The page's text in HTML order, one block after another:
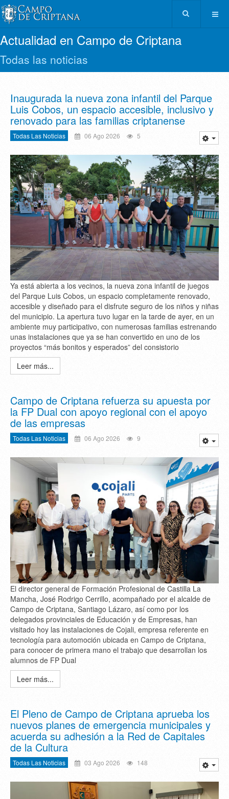
Actualidad en Campo de Criptana
Todas las noticias
Inaugurada la nueva zona infantil del Parque
Luis Cobos, un espacio accesible, inclusivo y
renovado para las familias criptanense
Todas Las Noticias 06 Ago 2026 5
Ya está abierta a los vecinos, la nueva zona infantil de juegos
del Parque Luis Cobos, un espacio completamente renovado,
accesible y diseñado para el disfrute seguro de los niños y niñas
del municipio. La apertura tuvo lugar en la tarde de ayer, en un
ambiente muy participativo, con numerosas familias estrenando
unas instalaciones que ya se han convertido en uno de los
proyectos “más bonitos y esperados” del consistorio
Leer más...
Campo de Criptana refuerza su apuesta por
la FP Dual con apoyo regional con el apoyo
de las empresas
Todas Las Noticias 06 Ago 2026 9
El director general de Formación Profesional de Castilla La
Mancha, José Rodrigo Cerrillo, acompañado por el alcalde de
Campo de Criptana, Santiago Lázaro, así como por los
delegados provinciales de Educación y de Empresas, han
visitado hoy las instalaciones de Cojali, empresa referente en
tecnología para automoción ubicada en Campo de Criptana,
para conocer de primera mano el trabajo que desarrollan los
alumnos de FP Dual
Leer más...
El Pleno de Campo de Criptana aprueba los
nuevos planes de emergencia municipales y
acuerda su adhesión a la Red de Capitales
de la Cultura
Todas Las Noticias 03 Ago 2026 148